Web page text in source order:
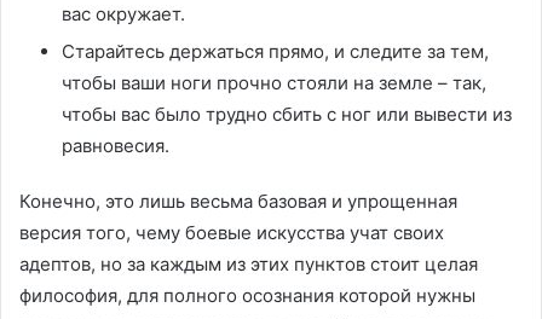
вас окружает.
Старайтесь держаться прямо, и следите за тем,
чтобы ваши ноги прочно стояли на земле – так,
чтобы вас было трудно сбить с ног или вывести из
равновесия.
Конечно, это лишь весьма базовая и упрощенная
версия того, чему боевые искусства учат своих
адептов, но за каждым из этих пунктов стоит целая
философия, для полного осознания которой нужны